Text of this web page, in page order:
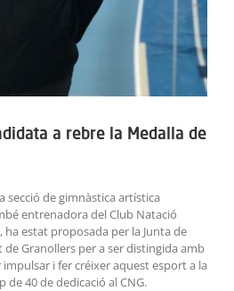
a rebre la Medalla de
secció de gimnàstica artística
entrenadora del Club Natació
estat proposada per la Junta de
de Granollers per a ser distingida amb
i fer créixer aquest esport a la
40 de dedicació al CNG.